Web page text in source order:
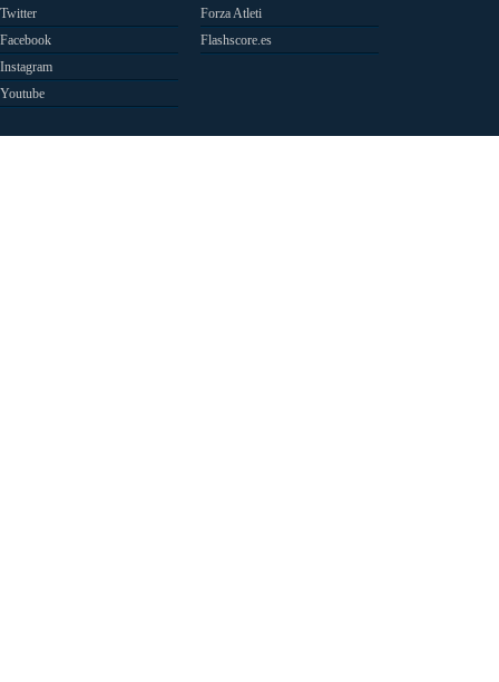
Twitter
Facebook
Instagram
Youtube
Forza Atleti
Flashscore.es